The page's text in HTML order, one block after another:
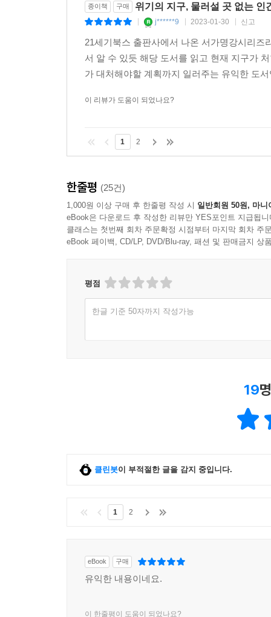
바다는 여전히 미지의 영역으로 남아 있다. 아
지구의 위기를 받아들인 전 세계가 힘을 모아 데
종이책 구매 위기의 지구, 물러설 곳 없는 인
j******9 2023-01-30 신고
21세기북스 출판사에서 나온 서가명강시리
서 알 수 있듯 해당 도서를 읽고 현재 지구가
가 대처해야할 계획까지 일러주는 유익한 도
이 리뷰가 도움이 되었나요?
1 2
한줄평 (25건)
1,000원 이상 구매 후 한줄평 작성 시 일반회원 50원, 마니
eBook은 다운로드 후 작성한 리뷰만 YES포인트 지급됩니
클래스는 첫번째 회차 주문확정 시점부터 마지막 회차 주
eBook 페이백, CD/LP, DVD/Blu-ray, 패션 및 판매금지 상
평점
한글 기준 50자까지 작성가능
19
클린봇이 부적절한 글을 감지 중입니다.
1 2
eBook 구매
유익한 내용이네요.
이 한줄평이 도움이 되었나요?